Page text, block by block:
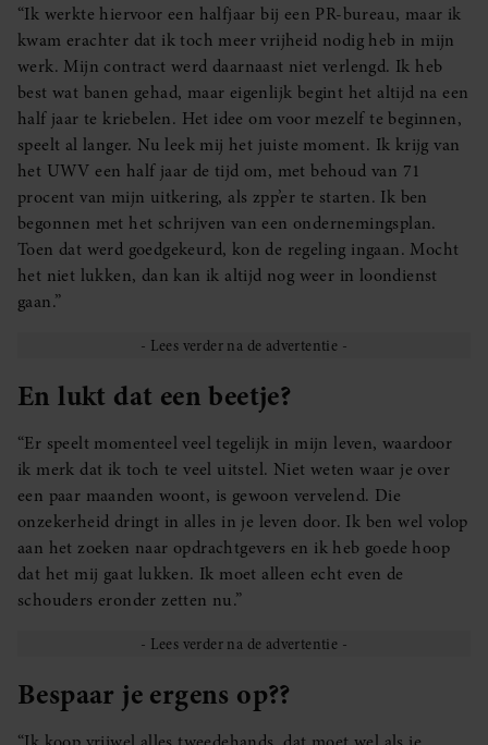
“Ik werkte hiervoor een halfjaar bij een PR-bureau, maar ik
kwam erachter dat ik toch meer vrijheid nodig heb in mijn
werk. Mijn contract werd daarnaast niet verlengd. Ik heb
best wat banen gehad, maar eigenlijk begint het altijd na een
half jaar te kriebelen. Het idee om voor mezelf te beginnen,
speelt al langer. Nu leek mij het juiste moment. Ik krijg van
het UWV een half jaar de tijd om, met behoud van 71
procent van mijn uitkering, als zpp’er te starten. Ik ben
begonnen met het schrijven van een ondernemingsplan.
Toen dat werd goedgekeurd, kon de regeling ingaan. Mocht
het niet lukken, dan kan ik altijd nog weer in loondienst
gaan.”
En lukt dat een beetje?
“Er speelt momenteel veel tegelijk in mijn leven, waardoor
ik merk dat ik toch te veel uitstel. Niet weten waar je over
een paar maanden woont, is gewoon vervelend. Die
onzekerheid dringt in alles in je leven door. Ik ben wel volop
aan het zoeken naar opdrachtgevers en ik heb goede hoop
dat het mij gaat lukken. Ik moet alleen echt even de
schouders eronder zetten nu.”
Bespaar je ergens op??